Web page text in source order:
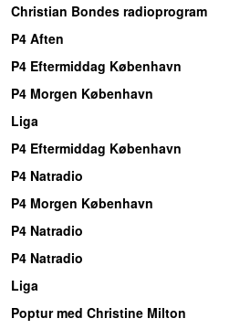
Christian Bondes radioprogram
P4 Aften
P4 Eftermiddag København
P4 Morgen København
Liga
P4 Eftermiddag København
P4 Natradio
P4 Morgen København
P4 Natradio
P4 Natradio
Liga
Poptur med Christine Milton